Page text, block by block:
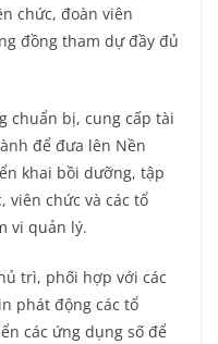
chức, đoàn viên
đồng tham dự đầy đủ
chuẩn bị, cung cấp tài
để đưa lên Nền
khai bồi dưỡng, tập
viên chức và các tổ
vi quản lý.
trì, phối hợp với các
phát động các tổ
các ứng dụng số để